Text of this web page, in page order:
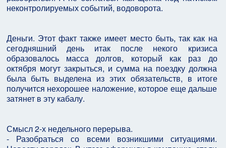
неконтролируемых событий, водоворота.
Деньги. Этот факт также имеет место быть, так как на
сегодняшний день итак после некого кризиса
образовалось масса долгов, который как раз до
октября могут закрыться, и сумма на поездку должна
была быть выделена из этих обязательств, в итоге
получится нехорошее наложение, которое еще дальше
затянет в эту кабалу.
Смысл 2-х недельного перерыва.
- Разобраться со всеми возникшими ситуациями.